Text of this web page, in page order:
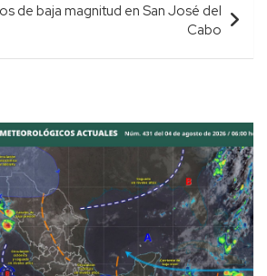
de baja magnitud en San José del
Cabo